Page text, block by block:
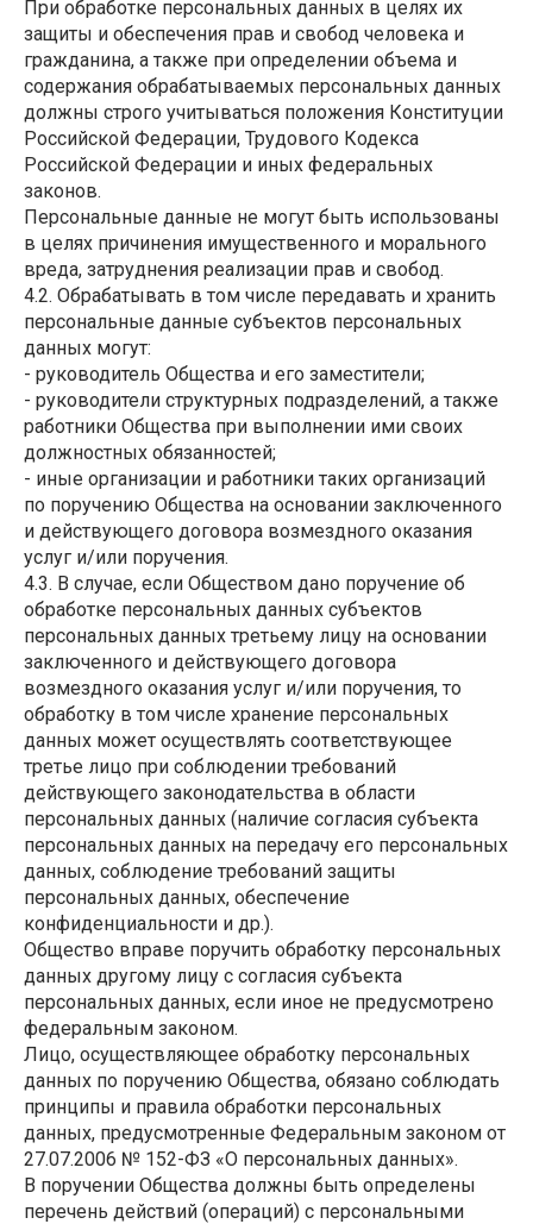
При обработке персональных данных в целях их
защиты и обеспечения прав и свобод человека и
гражданина, а также при определении объема и
содержания обрабатываемых персональных данных
должны строго учитываться положения Конституции
Российской Федерации, Трудового Кодекса
Российской Федерации и иных федеральных
законов.
Персональные данные не могут быть использованы
в целях причинения имущественного и морального
вреда, затруднения реализации прав и свобод.
4.2. Обрабатывать в том числе передавать и хранить
персональные данные субъектов персональных
данных могут:
- руководитель Общества и его заместители;
- руководители структурных подразделений, а также
работники Общества при выполнении ими своих
должностных обязанностей;
- иные организации и работники таких организаций
по поручению Общества на основании заключенного
и действующего договора возмездного оказания
услуг и/или поручения.
4.3. В случае, если Обществом дано поручение об
обработке персональных данных субъектов
персональных данных третьему лицу на основании
заключенного и действующего договора
возмездного оказания услуг и/или поручения, то
обработку в том числе хранение персональных
данных может осуществлять соответствующее
третье лицо при соблюдении требований
действующего законодательства в области
персональных данных (наличие согласия субъекта
персональных данных на передачу его персональных
данных, соблюдение требований защиты
персональных данных, обеспечение
конфиденциальности и др.).
Общество вправе поручить обработку персональных
данных другому лицу с согласия субъекта
персональных данных, если иное не предусмотрено
федеральным законом.
Лицо, осуществляющее обработку персональных
данных по поручению Общества, обязано соблюдать
принципы и правила обработки персональных
данных, предусмотренные Федеральным законом от
27.07.2006 № 152-ФЗ «О персональных данных».
В поручении Общества должны быть определены
перечень действий (операций) с персональными